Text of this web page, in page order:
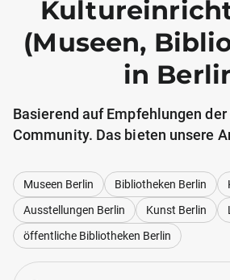
(Museen,
in
Basierend auf Empfehlungen der
Community. Das bieten unsere
Museen Berlin Bibliotheken Berlin
Ausstellungen Berlin
Kunst Berlin
öffentliche Bibliotheken Berlin